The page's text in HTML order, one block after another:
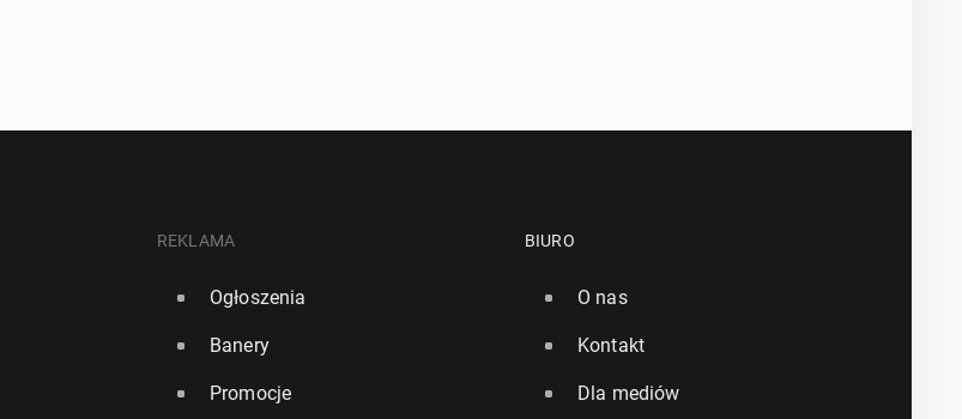
REKLAMA
Ogłoszenia
Banery
Promocje
BIURO
O nas
Kontakt
Dla mediów